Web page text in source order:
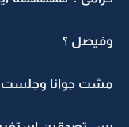
وفيصل ؟
مشت جوانا وجلست